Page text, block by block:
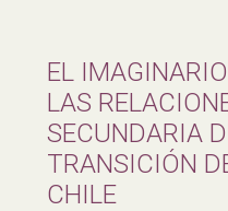
EL
LAS
SECUNDARIA
TRANSICIÓN
CHILE